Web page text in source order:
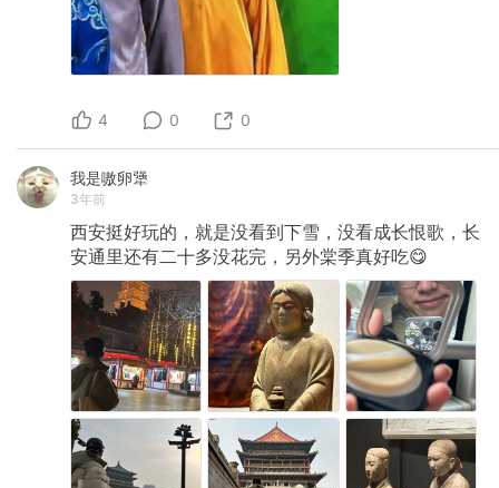
4 0 0
我是嗷卵犟
3年前
西安挺好玩的，就是没看到下雪，没看成长恨歌，长
安通里还有二十多没花完，另外棠季真好吃😋